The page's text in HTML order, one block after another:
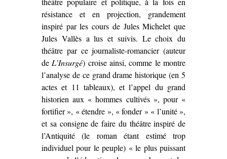
résistance et en projection, grandement
inspiré par les cours de Jules Michelet que
Jules Vallès a lus et suivis. Le choix du
théâtre par ce journaliste-romancier (auteur
deL’Insurgé) croise ainsi, comme le montre
l’analyse de ce grand drame historique (en 5
actes et 11 tableaux), et l’appel du grand
historien aux « hommes cultivés », pour «
fortifier », « étendre », « fonder » « l’unité »,
et sa consigne de faire du théâtre inspiré de
l’Antiquité (le roman étant estimé trop
individuel pour le peuple) « le plus puissant